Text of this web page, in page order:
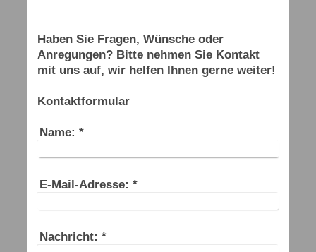
Haben Sie Fragen, Wünsche oder
Anregungen? Bitte nehmen Sie Kontakt
mit uns auf, wir helfen Ihnen gerne weiter!
Kontaktformular
Name: *
E-Mail-Adresse: *
Nachricht: *